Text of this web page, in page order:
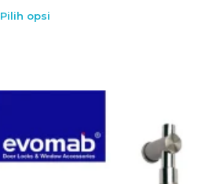
Pilih opsi